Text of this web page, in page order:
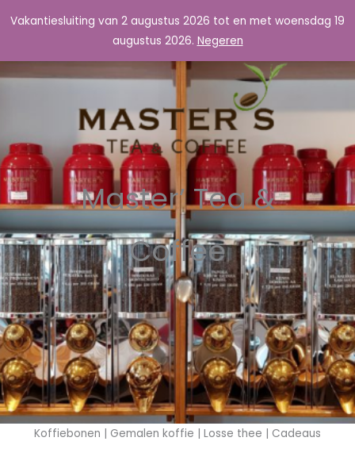
Vakantiesluiting van 2 augustus 2026 tot en met woensdag 19
augustus 2026. Negeren
naarMaster's Tea & Coffee
Master’ Tea &
Coffee
Koffiebonen | Gemalen koffie | Losse thee | Cadeaus